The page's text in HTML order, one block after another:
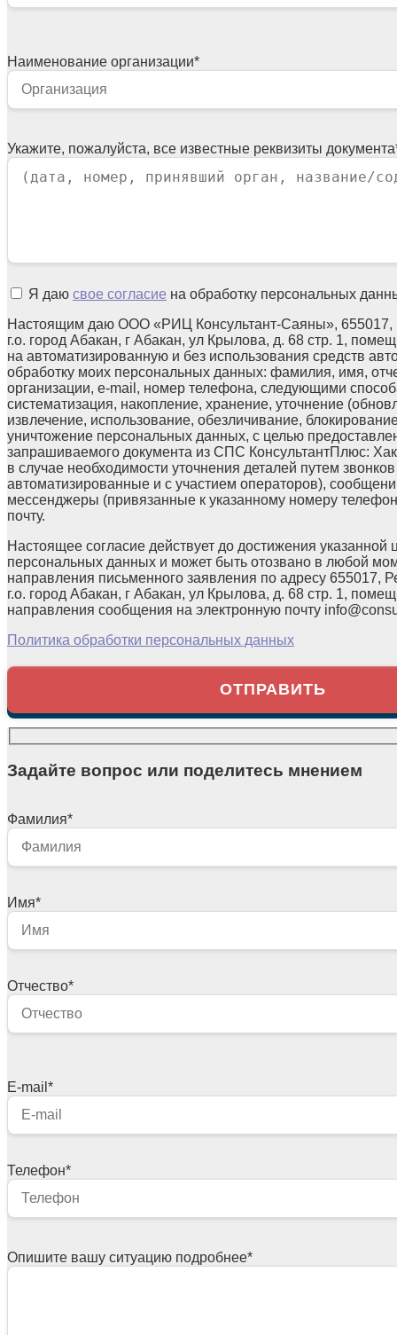
Наименование организации*
Укажите, пожалуйста, все известные реквизиты документа
Я даю свое согласие на обработку персональных
Настоящим даю ООО «РИЦ Консультант-Саяны», 655017,
г.о. город Абакан, г Абакан, ул Крылова, д. 68 стр. 1,
на автоматизированную и без использования средств
обработку моих персональных данных: фамилия, имя,
организации, e-mail, номер телефона, следующими
систематизация, накопление, хранение, уточнение
извлечение, использование, обезличивание,
уничтожение персональных данных, с целью
запрашиваемого документа из СПС КонсультантПлюс:
в случае необходимости уточнения деталей путем
автоматизированные и с участием операторов),
мессенджеры (привязанные к указанному номеру
почту.
Настоящее согласие действует до достижения указанной
персональных данных и может быть отозвано в любой
направления письменного заявления по адресу 655017,
г.о. город Абакан, г Абакан, ул Крылова, д. 68 стр. 1,
направления сообщения на электронную почту
Политика обработки персональных данных
Задайте вопрос или поделитесь мнением
Фамилия*
Имя*
Отчество*
E-mail *
Телефон*
Опишите вашу ситуацию подробнее*